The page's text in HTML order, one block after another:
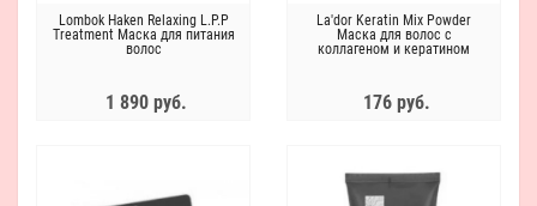
Lombok Haken Relaxing L.P.P
Treatment Маска для питания
волос
1 890 руб.
La'dor Keratin Mix Powder
Маска для волос с
коллагеном и кератином
176 руб.